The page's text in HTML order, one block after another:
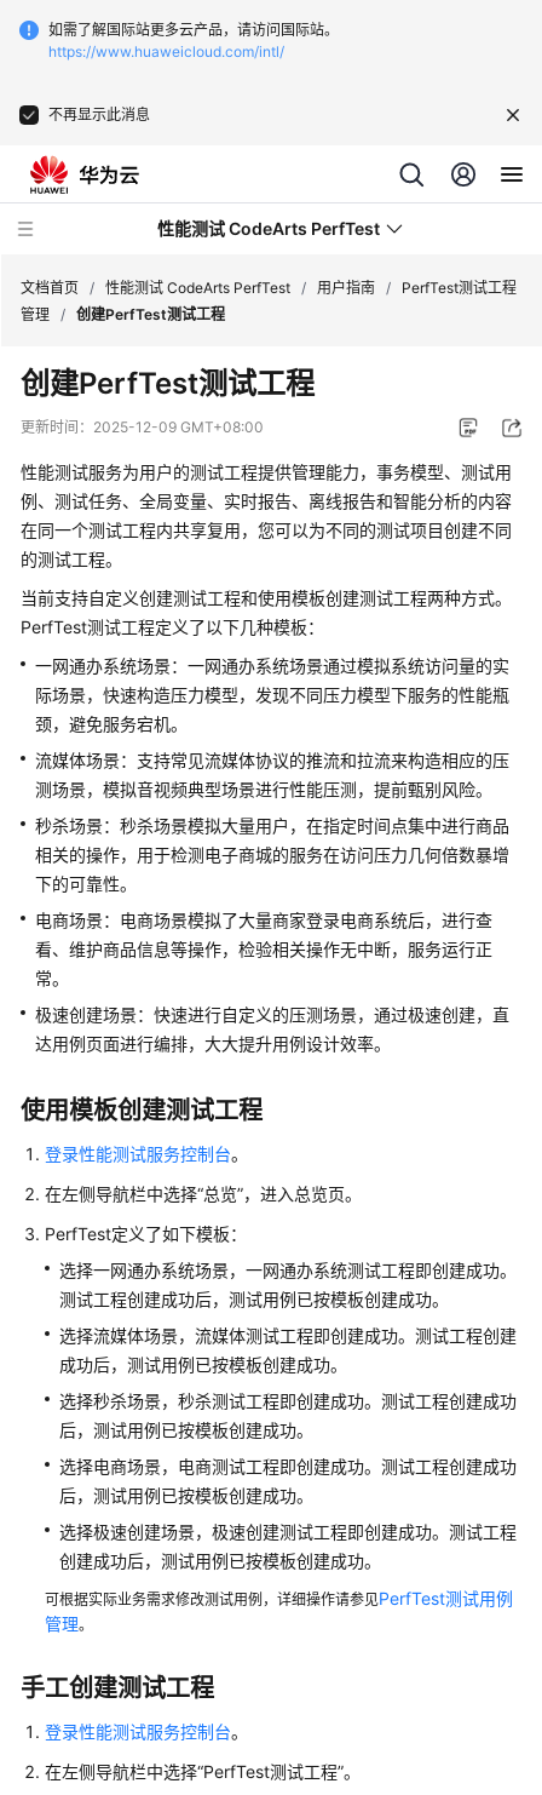
如需了解国际站更多云产品，请访问国际站。
https://www.huaweicloud.com/intl/
不再显示此消息
性能测试 CodeArts PerfTest
最
新
动
产
品
介
计
费
说
明
快
速
入
门
户
指
南
性
测
试
(CodeArts
使
用
程
通
过
IAM
授
予
使
用
CodeArts
PerfTest
权
限
访
CodeArts
PerfTest
文档首页 / 性能测试 CodeArts PerfTest / 用户指南 /
PerfTest测试工程
管理 / 创建PerfTest测试工程
创建PerfTest测试工程
更新时间： 2025-12-09 GMT+08:00
性能测试服务为用户的测试工程提供管理能力，事务模型、测试用
例、测试任务、全局变量、实时报告、离线报告和智能分析的内容
在同一个测试工程内共享复用，您可以为不同的测试项目创建不同
的测试工程。
当前支持自定义创建测试工程和使用模板创建测试工程两种方式。
PerfTest测试工程定义了以下几种模板：
一网通办系统场景：一网通办系统场景通过模拟系统访问量的实
际场景，快速构造压力模型，发现不同压力模型下服务的性能瓶
颈，避免服务宕机。
流媒体场景：支持常见流媒体协议的推流和拉流来构造相应的压
测场景，模拟音视频典型场景进行性能压测，提前甄别风险。
秒杀场景：秒杀场景模拟大量用户，在指定时间点集中进行商品
相关的操作，用于检测电子商城的服务在访问压力几何倍数暴增
下的可靠性。
电商场景：电商场景模拟了大量商家登录电商系统后，进行查
看、维护商品信息等操作，检验相关操作无中断，服务运行正
常。
极速创建场景：快速进行自定义的压测场景，通过极速创建，直
达用例页面进行编排，大大提升用例设计效率。
使用模板创建测试工程
登录性能测试服务控制台。
在左侧导航栏中选择“总览”，进入总览页。
PerfTest定义了如下模板：
选择一网通办系统场景，一网通办系统测试工程即创建成功。
测试工程创建成功后，测试用例已按模板创建成功。
选择流媒体场景，流媒体测试工程即创建成功。测试工程创建
成功后，测试用例已按模板创建成功。
选择秒杀场景，秒杀测试工程即创建成功。测试工程创建成功
后，测试用例已按模板创建成功。
选择电商场景，电商测试工程即创建成功。测试工程创建成功
后，测试用例已按模板创建成功。
选择极速创建场景，极速创建测试工程即创建成功。测试工程
创建成功后，测试用例已按模板创建成功。
可根据实际业务需求修改测试用例，详细操作请参见PerfTest测试用例
管理。
手工创建测试工程
登录性能测试服务控制台。
在左侧导航栏中选择“PerfTest测试工程”。